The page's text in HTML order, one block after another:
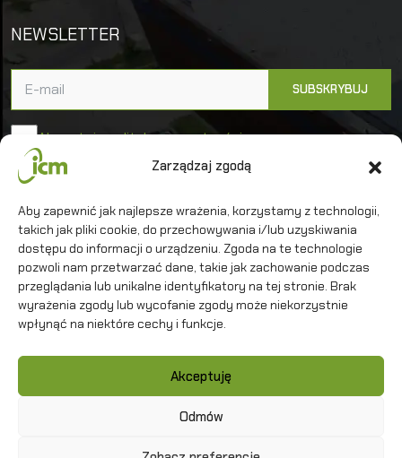
Zarządzaj zgodą
Aby zapewnić jak najlepsze wrażenia, korzystamy z technologii,
takich jak pliki cookie, do przechowywania i/lub uzyskiwania
dostępu do informacji o urządzeniu. Zgoda na te technologie
pozwoli nam przetwarzać dane, takie jak zachowanie podczas
przeglądania lub unikalne identyfikatory na tej stronie. Brak
wyrażenia zgody lub wycofanie zgody może niekorzystnie
wpłynąć na niektóre cechy i funkcje.
Akceptuję
Odmów
NEWSLETTER
Akceptuję politykę prywatności
Uniwersytet Warszawski
Interdyscyplinarne Centrum Modelowania
Matematycznego i Komputerowego
Kontakt
Polityka prywatności